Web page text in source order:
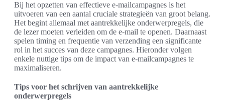
Bij het opzetten van effectieve e-mailcampagnes is het
uitvoeren van een aantal cruciale strategieën van groot belang.
Het begint allemaal met aantrekkelijke onderwerpregels, die
de lezer moeten verleiden om de e-mail te openen. Daarnaast
spelen timing en frequentie van verzending een significante
rol in het succes van deze campagnes. Hieronder volgen
enkele nuttige tips om de impact van e-mailcampagnes te
maximaliseren.
Tips voor het schrijven van aantrekkelijke
onderwerpregels